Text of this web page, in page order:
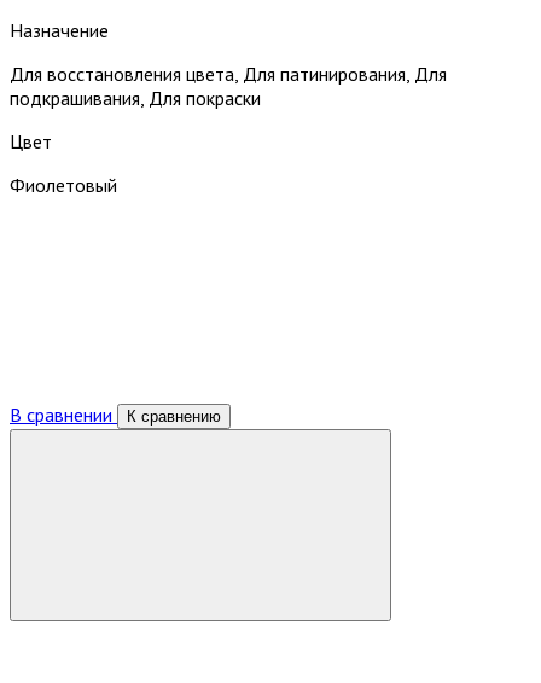
Назначение
Для восстановления цвета, Для патинирования, Для
подкрашивания, Для покраски
Цвет
Фиолетовый
В сравнении К сравнению